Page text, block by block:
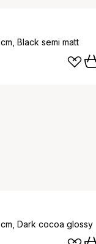
Black semi matt
Dark cocoa glossy